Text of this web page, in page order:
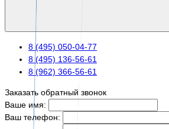
8 (495) 050-04-77
8 (495) 136-56-61
8 (962) 366-56-61
Заказать обратный звонок
Ваше имя:
Ваш телефон: